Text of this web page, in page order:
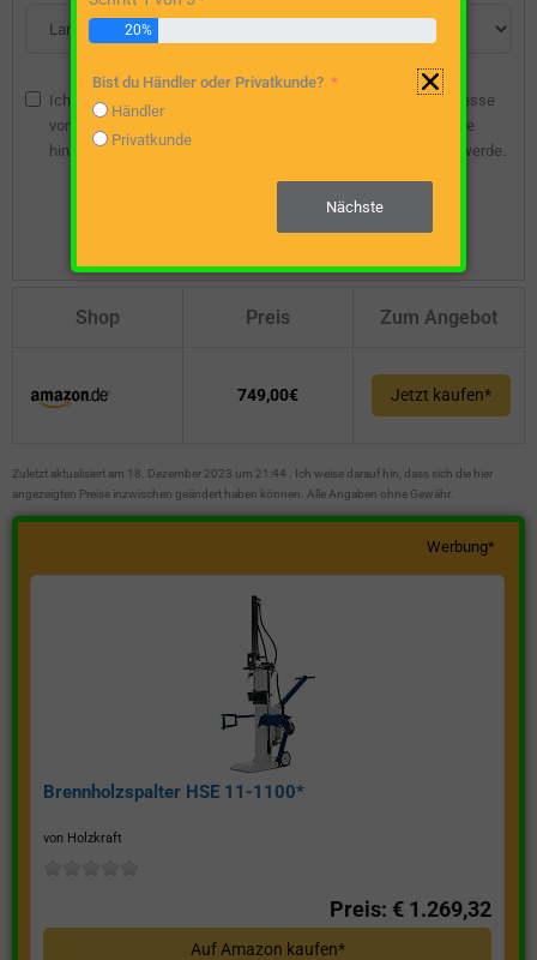
Ich bin damit einverstanden, dass die angegebene E-Mail-Adresse
vom Webseitenbetreiber gespeichert wird, damit ich über diese
hinsichtlich eines unverbindlichen Preisangebots kontaktiert werde.
Unverbindliche Preisanfrage stellen
Shop Preis Zum Angebot
749,00€ Jetzt kaufen*
Zuletzt aktualisiert am 18. Dezember 2023 um 21:44 . Ich weise darauf hin, dass sich die hier
angezeigten Preise inzwischen geändert haben können. Alle Angaben ohne Gewähr.
Werbung*
Brennholzspalter HSE 11-1100*
von Holzkraft
Preis: € 1.269,32
Auf Amazon kaufen*
20%
Bist du Händler oder Privatkunde?
Händler
Privatkunde
Nächste